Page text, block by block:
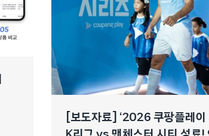
[보도자료] ‘2026 쿠팡플레이